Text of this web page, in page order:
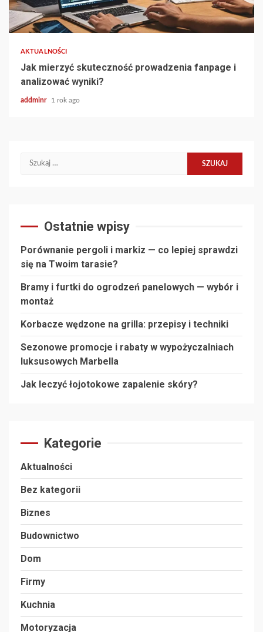
AKTUALNOŚCI
Jak mierzyć skuteczność prowadzenia fanpage i
analizować wyniki?
addminr 1 rok ago
Szukaj:
Ostatnie wpisy
Porównanie pergoli i markiz — co lepiej sprawdzi
się na Twoim tarasie?
Bramy i furtki do ogrodzeń panelowych — wybór i
montaż
Korbacze wędzone na grilla: przepisy i techniki
Sezonowe promocje i rabaty w wypożyczalniach
luksusowych Marbella
Jak leczyć łojotokowe zapalenie skóry?
Kategorie
Aktualności
Bez kategorii
Biznes
Budownictwo
Dom
Firmy
Kuchnia
Motoryzacja